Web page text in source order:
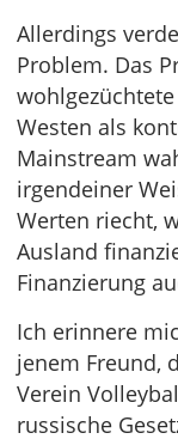
Allerdings
Problem. Das
Westen als
Mainstream
irgendeiner
Werten riecht,
Ausland
Finanzierung
Ich erinnere
jenem Freund,
Verein
russische